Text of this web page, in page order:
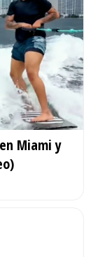
Miami y